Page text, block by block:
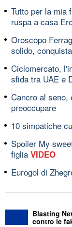
Tutto per la mia
ruspa a casa
Oroscopo
solido,
Ciclomercato,
sfida tra UAE e
Cancro al seno,
preoccupare
10 simpatiche
Spoiler My
figlia VIDEO
Eurogol di
Blasting
contro le